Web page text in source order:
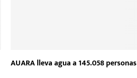
AUARA lleva agua a 145.058 personas